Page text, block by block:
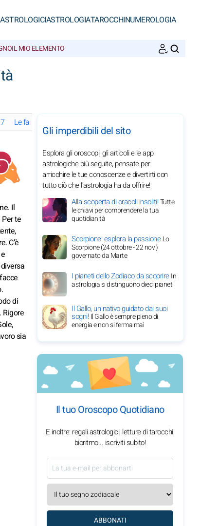
ASTROLOGIATAROCCHINUMEROLOGIA
IL MIO ELEMENTO
Le fasi lunari a aprile 2027
Il
te
C’è
di
Rigore
sia
Gli imperdibili del sito
Esplora gli oroscopi, gli articoli e le app
astrologiche più seguite, pensate per
arricchire le tue conoscenze e divertirti con
tutto ciò che l'astrologia ha da offrire!
Alla scoperta di oracoli insoliti!Tutte
le chiavi per comprendere la tua
quotidianità
Scorpione: esplora la passioneLo
Scorpione (24 ottobre - 22 nov.)
governato da Marte
I pianeti dello Zodiaco da scoprireIn
astrologia si distinguono dieci pianeti
Il Gallo, un nativo guidato dai suoi
sogni!Il Gallo è sempre pieno di
energia e non si ferma mai
Il tuo Oroscopo Quotidiano
E inoltre: regali astrologici, letture di tarocchi,
bioritmo... iscriviti subito!
ABBONATI